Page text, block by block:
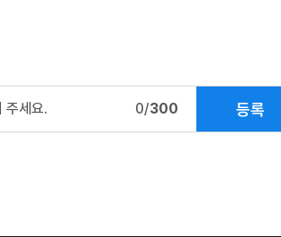
주세요. 0/300 등록